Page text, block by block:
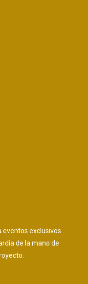
exclusivos.
de la mano de